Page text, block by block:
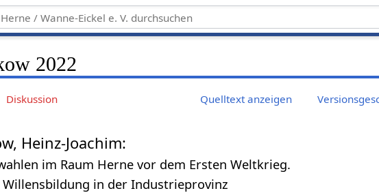
2022
Diskussion Quelltext anzeigen
Heinz-Joachim:
im Raum Herne vor dem Ersten Weltkrieg.
Willensbildung in der Industrieprovinz